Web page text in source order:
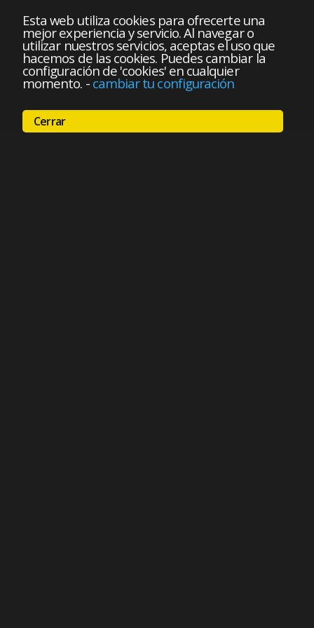
Esta web utiliza cookies para ofrecerte una
mejor experiencia y servicio. Al navegar o
utilizar nuestros servicios, aceptas el uso que
hacemos de las cookies. Puedes cambiar la
configuración de 'cookies' en cualquier
momento. - cambiar tu configuración
Cerrar